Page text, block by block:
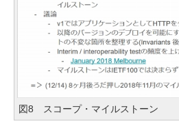
図8 スコープ・マイルストーン